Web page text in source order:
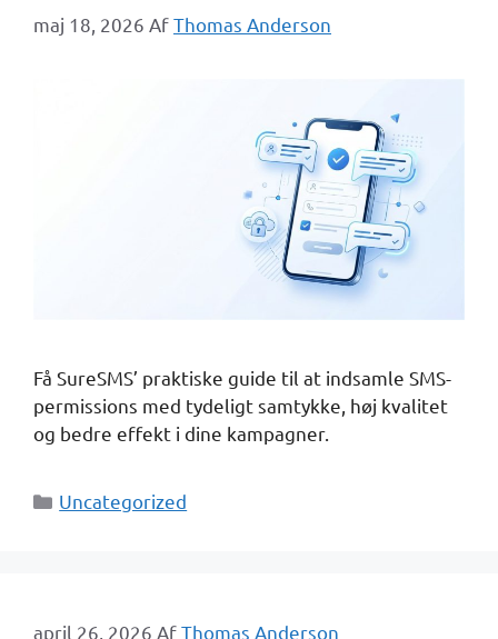
maj 18, 2026 AfThomas Anderson
Få SureSMS’ praktiske guide til at indsamle SMS-
permissions med tydeligt samtykke, høj kvalitet
og bedre effekt i dine kampagner.
Kategorier
Uncategorized
april 26, 2026 AfThomas Anderson